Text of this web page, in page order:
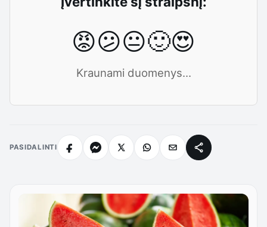
😡😕😐🙂😍
Kraunami duomenys...
PASIDALINTI